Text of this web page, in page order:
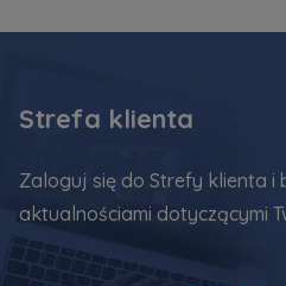
Strefa klienta
Zaloguj się do Strefy klienta i
aktualnościami dotyczącymi